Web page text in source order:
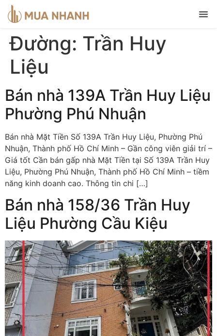
Đường: Trần Huy
Liệu
Bán nhà 139A Trần Huy Liệu
Phường Phú Nhuận
Bán nhà Mặt Tiền Số 139A Trần Huy Liệu, Phường Phú
Nhuận, Thành phố Hồ Chí Minh – Gần công viên giải trí –
Giá tốt Cần bán gấp nhà Mặt Tiền tại Số 139A Trần Huy
Liệu, Phường Phú Nhuận, Thành phố Hồ Chí Minh – tiềm
năng kinh doanh cao. Thông tin chi […]
Bán nhà 158/36 Trần Huy
Liệu Phường Cầu Kiệu